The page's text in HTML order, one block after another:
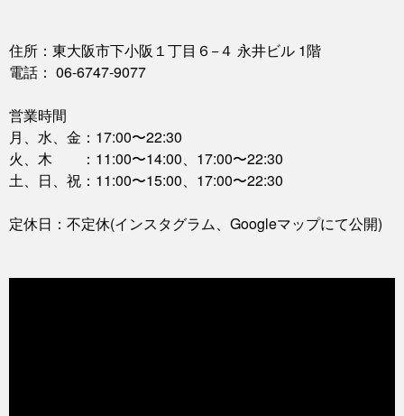
住所：東大阪市下小阪１丁目６−４ 永井ビル 1階
電話： 06-6747-9077
営業時間
月、水、金：17:00〜22:30
火、木 ：11:00〜14:00、17:00〜22:30
土、日、祝：11:00〜15:00、17:00〜22:30
定休日：不定休(インスタグラム、Googleマップにて公開)